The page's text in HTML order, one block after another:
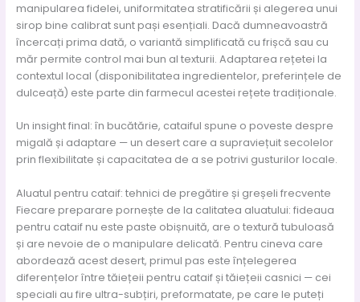
manipularea fidelei, uniformitatea stratificării și alegerea unui
sirop bine calibrat sunt pași esențiali. Dacă dumneavoastră
încercați prima dată, o variantă simplificată cu frișcă sau cu
măr permite control mai bun al texturii. Adaptarea rețetei la
contextul local (disponibilitatea ingredientelor, preferințele de
dulceață) este parte din farmecul acestei rețete tradiționale.
Un insight final: în bucătărie, cataiful spune o poveste despre
migală și adaptare — un desert care a supraviețuit secolelor
prin flexibilitate și capacitatea de a se potrivi gusturilor locale.
Aluatul pentru cataif: tehnici de pregătire și greșeli frecvente
Fiecare preparare pornește de la calitatea aluatului: fideaua
pentru cataif nu este paste obișnuită, are o textură tubuloasă
și are nevoie de o manipulare delicată. Pentru cineva care
abordează acest desert, primul pas este înțelegerea
diferențelor între tăiețeii pentru cataif și tăiețeii casnici — cei
speciali au fire ultra-subțiri, preformatate, pe care le puteți